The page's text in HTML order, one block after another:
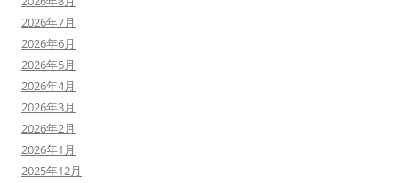
2026年7月
2026年6月
2026年5月
2026年4月
2026年3月
2026年2月
2026年1月
2025年12月